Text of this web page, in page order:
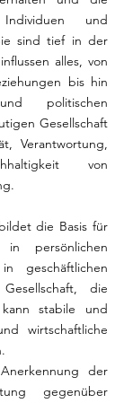
und
sind tief in der
alles, von
bis hin
politischen
Gesellschaft
Verantwortung,
von
die Basis für
persönlichen
geschäftlichen
die
stabile und
wirtschaftliche
der
gegenüber